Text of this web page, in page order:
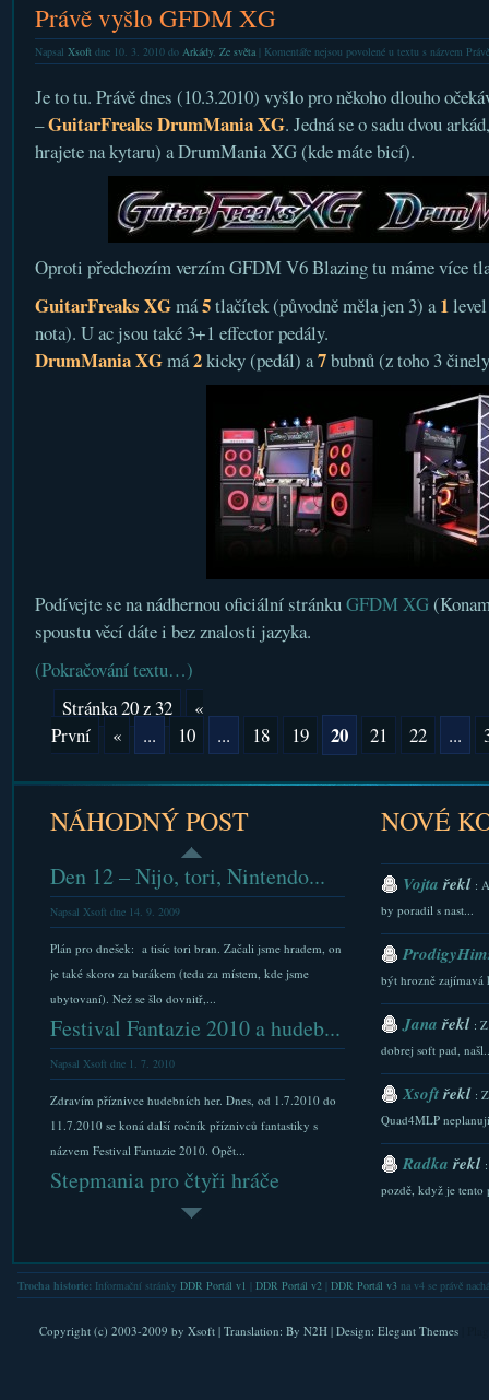
Právě vyšlo GFDM XG
Napsal Xsoftdne 10. 3. 2010 do Arkády, Ze světa| Komentáře nejsou povolenéu textu s názvem
Je to tu. Právě dnes (10.3.2010) vyšlo pro někoho dlouho
–GuitarFreaks DrumMania XG. Jedná se o sadu dvou
hrajete na kytaru) a DrumMania XG (kde máte bicí).
Oproti předchozím verzím GFDM V6 Blazing tu máme více
GuitarFreaks XGmá5tlačítek (původně měla jen 3) a1level
nota). U ac jsou také 3+1 effector pedály.
DrumMania XGmá2kicky (pedál) a7bubnů (z toho 3
Podívejte se na nádhernou oficiální stránkuGFDM XG
spoustu věcí dáte i bez znalosti jazyka.
(Pokračování textu…)
Stránka 20 z 32
«
První
« ... 10 ... 18 19 20 21 22 ...
NÁHODNÝ POST
Den 12 – Nijo, tori, Nintendo...
Napsal Xsoft dne 14. 9. 2009
Plán pro dnešek: a tisíc tori bran. Začali jsme hradem, on
je také skoro za barákem (teda za místem, kde jsme
ubytovaní). Než se šlo dovnitř,...
Festival Fantazie 2010 a hudeb...
Napsal Xsoft dne 1. 7. 2010
Zdravím příznivce hudebních her. Dnes, od 1.7.2010 do
11.7.2010 se koná další ročník příznivců fantastiky s
názvem Festival Fantazie 2010. Opět...
Stepmania pro čtyři hráče
hráče. Změny: počet kláves v nastavení zredukován ze 3
sloupců na 2 opět funguje Player...
Vánoční víkendové akce 2009...
NOVÉ
Vojtařekl :
by poradil s nast...
být hrozně zajímavá
Janařekl :
dobrej soft pad,
Xsoftřekl :
Quad4MLP
Radkařekl
pozdě, když je tento
stazeni a Downlaod...
Xsoftřekl
FAQ. Do nastaveni
Trocha historie: Informační stránky DDR Portál v1 DDR Portál v2| DDR Portál v3na v4 se právě
Copyright (c) 2003-2009 by Xsoft| Translation: By N2H| Design: Elegant Themes